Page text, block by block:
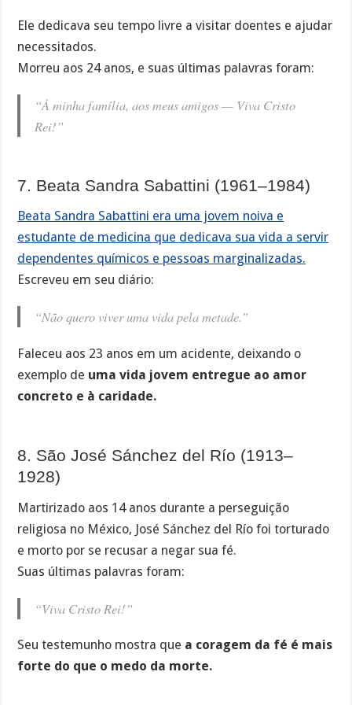
Ele dedicava seu tempo livre a visitar doentes e ajudar
necessitados.
Morreu aos 24 anos, e suas últimas palavras foram:
“À minha família, aos meus amigos — Viva Cristo
Rei!”
7. Beata Sandra Sabattini (1961–1984)
Beata Sandra Sabattini era uma jovem noiva e
estudante de medicina que dedicava sua vida a servir
dependentes químicos e pessoas marginalizadas.
Escreveu em seu diário:
“Não quero viver uma vida pela metade.”
Faleceu aos 23 anos em um acidente, deixando o
exemplo de uma vida jovem entregue ao amor
concreto e à caridade.
8. São José Sánchez del Río (1913–
1928)
Martirizado aos 14 anos durante a perseguição
religiosa no México, José Sánchez del Río foi torturado
e morto por se recusar a negar sua fé.
Suas últimas palavras foram:
“Viva Cristo Rei!”
Seu testemunho mostra que a coragem da fé é mais
forte do que o medo da morte.